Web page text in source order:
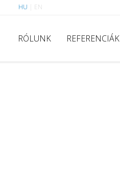
HU EN
RÓLUNK REFERENCIÁK